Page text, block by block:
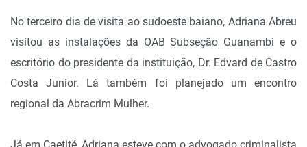
No terceiro dia de visita ao sudoeste baiano, Adriana Abreu
visitou as instalações da OAB Subseção Guanambi e o
escritório do presidente da instituição, Dr. Edvard de Castro
Costa Junior. Lá também foi planejado um encontro
regional da Abracrim Mulher.
Já em Caetité, Adriana esteve com o advogado criminalista